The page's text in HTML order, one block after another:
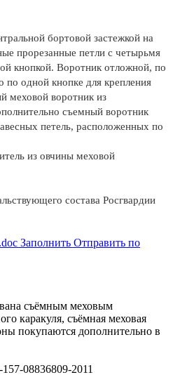
бортовой застежкой на
прорезанные петли с четырьмя
кнопкой. Воротник отложной, по
по одной кнопке для крепления
меховой воротник из
съемный воротник
петель, расположенных по
из овчины меховой
состава Росгвардии
Заполнить Отправить по
съёмным меховым
каракуля, съёмная меховая
покупаются дополнительно в
08836809-2011